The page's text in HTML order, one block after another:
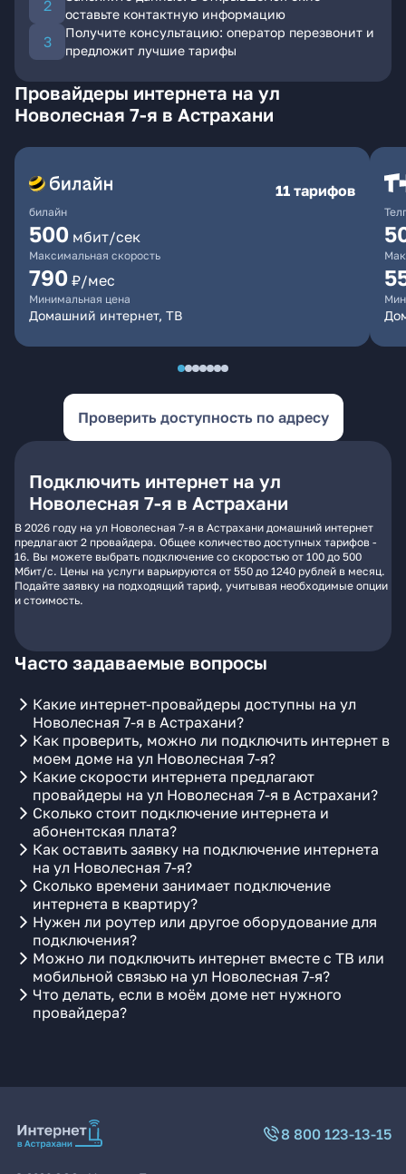
оставьте контактную информацию
Получите консультацию: оператор перезвонит и
предложит лучшие тарифы
Провайдеры интернета на ул
Новолесная 7-я в Астрахани
билайн
11 тарифов
500 мбит/сек
Максимальная скорость
790 ₽/мес
Минимальная цена
Домашний интернет, ТВ
Проверить доступность по адресу
Подключить интернет на ул
Новолесная 7-я в Астрахани
В 2026 году на ул Новолесная 7-я в Астрахани домашний интернет
предлагают 2 провайдера. Общее количество доступных тарифов -
16. Вы можете выбрать подключение со скоростью от 100 до 500
Мбит/с. Цены на услуги варьируются от 550 до 1240 рублей в месяц.
Подайте заявку на подходящий тариф, учитывая необходимые опции
и стоимость.
Часто задаваемые вопросы
Какие интернет-провайдеры доступны на ул
Новолесная 7-я в Астрахани?
Как проверить, можно ли подключить интернет в
моем доме на ул Новолесная 7-я?
Какие скорости интернета предлагают
провайдеры на ул Новолесная 7-я в Астрахани?
Сколько стоит подключение интернета и
абонентская плата?
Как оставить заявку на подключение интернета
на ул Новолесная 7-я?
Сколько времени занимает подключение
интернета в квартиру?
Нужен ли роутер или другое оборудование для
подключения?
Можно ли подключить интернет вместе с ТВ или
мобильной связью на ул Новолесная 7-я?
Что делать, если в моём доме нет нужного
провайдера?
8 800 123-13-15